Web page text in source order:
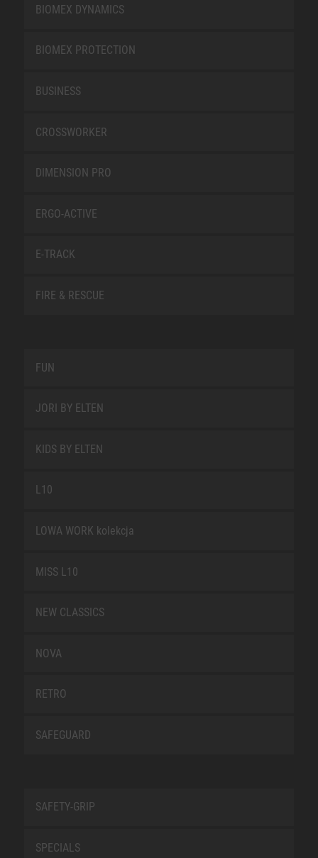
BIOMEX DYNAMICS
BIOMEX PROTECTION
BUSINESS
CROSSWORKER
DIMENSION PRO
ERGO-ACTIVE
E-TRACK
FIRE & RESCUE
FUN
JORI BY ELTEN
KIDS BY ELTEN
L10
LOWA WORK kolekcja
MISS L10
NEW CLASSICS
NOVA
RETRO
SAFEGUARD
SAFETY-GRIP
SPECIALS